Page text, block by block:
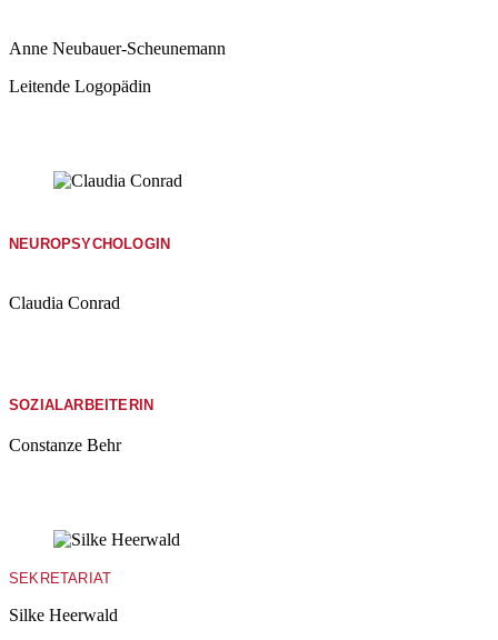
Anne Neubauer-​Scheunemann
Leitende Logopädin
NEUROPSYCHOLOGIN
Claudia Conrad
SOZIALARBEITERIN
Constanze Behr
SEKRETARIAT
Silke Heerwald